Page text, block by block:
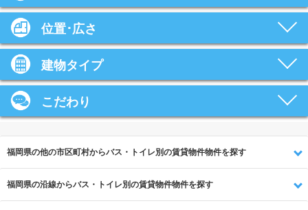
位置･広さ
建物タイプ
こだわり
福岡県の他の市区町村からバス・トイレ別の賃貸物件物件を探す
福岡県の沿線からバス・トイレ別の賃貸物件物件を探す